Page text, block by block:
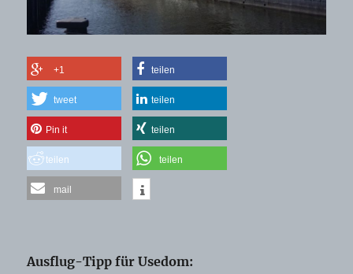
+1 teilen
tweet teilen
Pin it teilen
teilen teilen
mail
Ausflug-Tipp für Usedom: